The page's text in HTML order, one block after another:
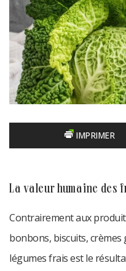
IMPRIMER
la valeur humaine des
Contrairement aux
bonbons, biscuits, crèmes
légumes frais est le